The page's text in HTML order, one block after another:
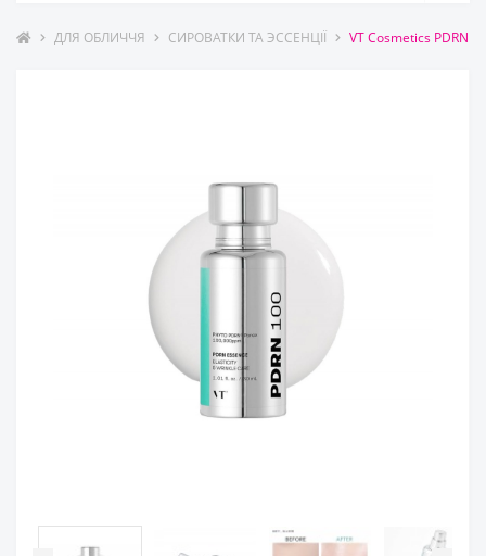
ДЛЯ ОБЛИЧЧЯ СИРОВАТКИ ТА ЭССЕНЦІЇ VT Cosmetics PDRN